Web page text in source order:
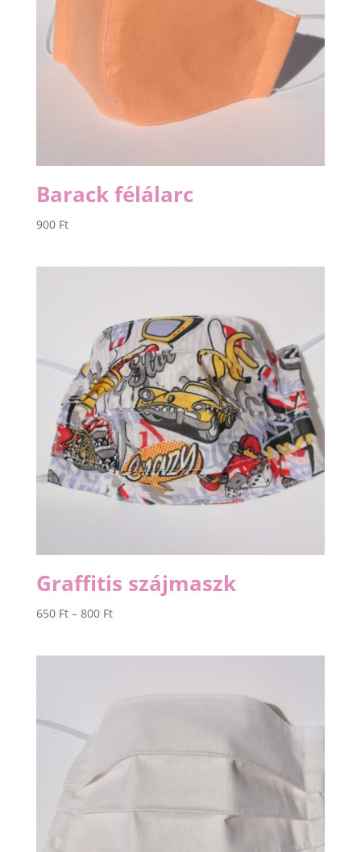
Barack félálarc
900 Ft
Graffitis szájmaszk
650 Ft – 800 FtÁrtartomány: